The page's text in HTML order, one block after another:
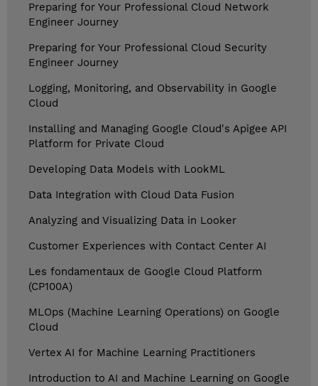
Preparing for Your Professional Cloud Network
Engineer Journey
Preparing for Your Professional Cloud Security
Engineer Journey
Logging, Monitoring, and Observability in Google
Cloud
Installing and Managing Google Cloud's Apigee API
Platform for Private Cloud
Developing Data Models with LookML
Data Integration with Cloud Data Fusion
Analyzing and Visualizing Data in Looker
Customer Experiences with Contact Center AI
Les fondamentaux de Google Cloud Platform
(CP100A)
MLOps (Machine Learning Operations) on Google
Cloud
Vertex AI for Machine Learning Practitioners
Introduction to AI and Machine Learning on Google